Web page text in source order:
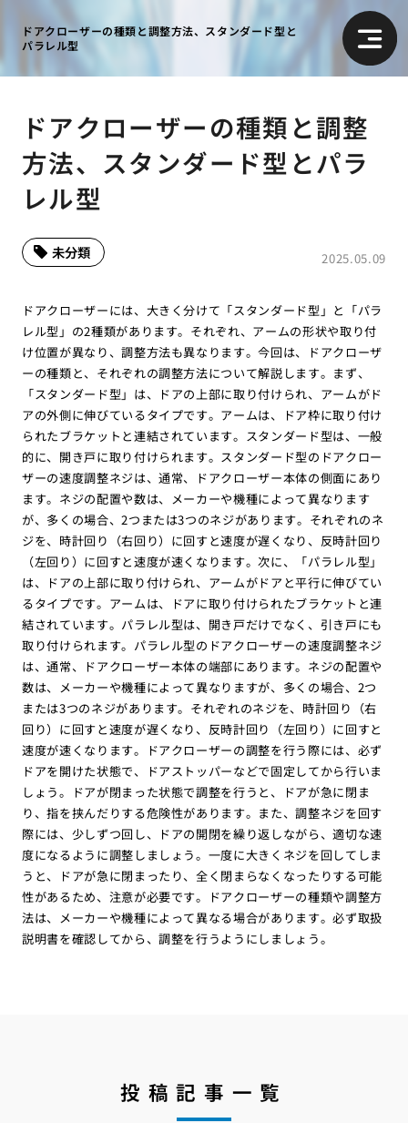
ドアクローザーの種類と調整方法、スタンダード型と
パラレル型
ドアクローザーの種類と調整
方法、スタンダード型とパラ
レル型
2025.05.09
未分類
ドアクローザーには、大きく分けて「スタンダード型」と「パラ
レル型」の2種類があります。それぞれ、アームの形状や取り付
け位置が異なり、調整方法も異なります。今回は、ドアクローザ
ーの種類と、それぞれの調整方法について解説します。まず、
「スタンダード型」は、ドアの上部に取り付けられ、アームがド
アの外側に伸びているタイプです。アームは、ドア枠に取り付け
られたブラケットと連結されています。スタンダード型は、一般
的に、開き戸に取り付けられます。スタンダード型のドアクロー
ザーの速度調整ネジは、通常、ドアクローザー本体の側面にあり
ます。ネジの配置や数は、メーカーや機種によって異なります
が、多くの場合、2つまたは3つのネジがあります。それぞれのネ
ジを、時計回り（右回り）に回すと速度が遅くなり、反時計回り
（左回り）に回すと速度が速くなります。次に、「パラレル型」
は、ドアの上部に取り付けられ、アームがドアと平行に伸びてい
るタイプです。アームは、ドアに取り付けられたブラケットと連
結されています。パラレル型は、開き戸だけでなく、引き戸にも
取り付けられます。パラレル型のドアクローザーの速度調整ネジ
は、通常、ドアクローザー本体の端部にあります。ネジの配置や
数は、メーカーや機種によって異なりますが、多くの場合、2つ
または3つのネジがあります。それぞれのネジを、時計回り（右
回り）に回すと速度が遅くなり、反時計回り（左回り）に回すと
速度が速くなります。ドアクローザーの調整を行う際には、必ず
ドアを開けた状態で、ドアストッパーなどで固定してから行いま
しょう。ドアが閉まった状態で調整を行うと、ドアが急に閉ま
り、指を挟んだりする危険性があります。また、調整ネジを回す
際には、少しずつ回し、ドアの開閉を繰り返しながら、適切な速
度になるように調整しましょう。一度に大きくネジを回してしま
うと、ドアが急に閉まったり、全く閉まらなくなったりする可能
性があるため、注意が必要です。ドアクローザーの種類や調整方
法は、メーカーや機種によって異なる場合があります。必ず取扱
説明書を確認してから、調整を行うようにしましょう。
投稿記事一覧